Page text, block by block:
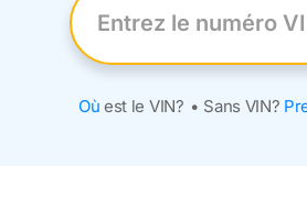
Entrez le numéro VIN
Où est le VIN? • Sans VIN?